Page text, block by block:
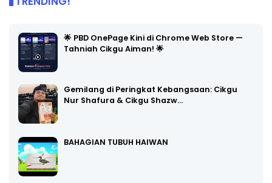
🌟 PBD OnePage Kini di Chrome Web Store —
Tahniah Cikgu Aiman! 🌟
Gemilang di Peringkat Kebangsaan: Cikgu
Nur Shafura & Cikgu Shazw…
BAHAGIAN TUBUH HAIWAN